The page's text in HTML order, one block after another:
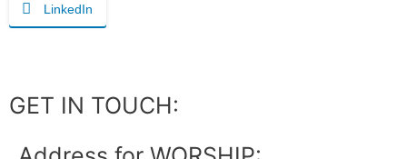
LinkedIn
GET IN TOUCH: